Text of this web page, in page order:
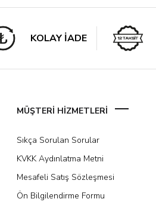
KOLAY İADE
MÜŞTERİ HİZMETLERİ
Sıkça Sorulan Sorular
KVKK Aydınlatma Metni
Mesafeli Satış Sözleşmesi
Ön Bilgilendirme Formu